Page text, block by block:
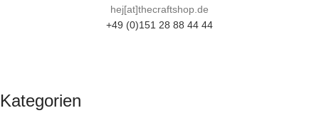
hej[at]thecraftshop.de
+49 (0)151 28 88 44 44
Kategorien